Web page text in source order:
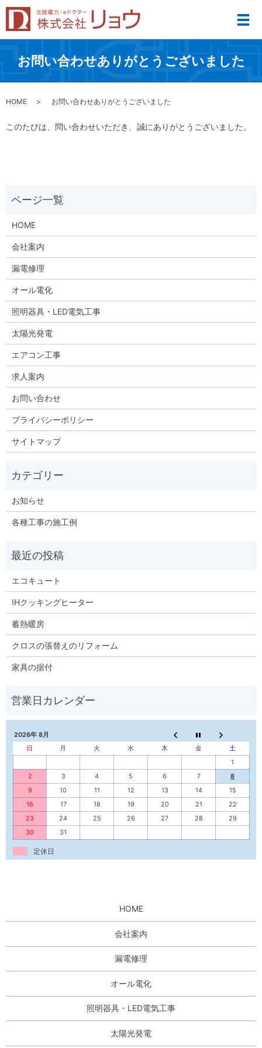
メ
お問い合わせありがとうございました
HOME お問い合わせありがとうございました
このたびは、問い合わせいただき、誠にありがとうございました。
HOME
会社案内
漏電修理
オール電化
照明器具・LED電気工事
太陽光発電
エアコン工事
求人案内
お問い合わせ
プライバシーポリシー
サイトマップ
お知らせ
各種工事の施工例
エコキュート
IHクッキングヒーター
蓄熱暖房
クロスの張替えのリフォーム
家具の据付
2026年 8月
日
月 火 水 木 金
土
1
2
3 4 5 6 7
8
9
10 11 12 13 14
15
16
17 18 19 20 21
22
23
24 25 26 27 28
29
30
31
定休日
HOME
会社案内
漏電修理
オール電化
照明器具・LED電気工事
太陽光発電